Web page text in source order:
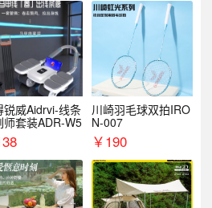
锐威Aidrvi-线条
师套装ADR-W5
川崎羽毛球双拍IRO
N-007
￥190